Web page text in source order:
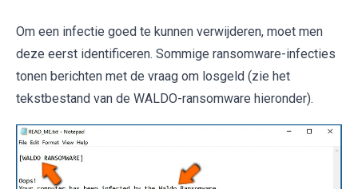
Om een infectie goed te kunnen verwijderen, moet men
deze eerst identificeren. Sommige ransomware-infecties
tonen berichten met de vraag om losgeld (zie het
tekstbestand van de WALDO-ransomware hieronder).